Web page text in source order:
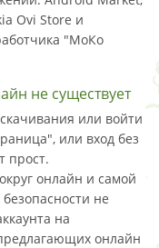
Ovi Store и
"МоКо
не существует
или войти
или вход без
прост.
онлайн и самой
не
на
онлайн